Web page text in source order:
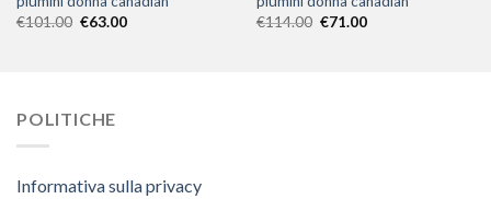
€101.00 €63.00
€114.00 €71.00
POLITICHE
Informativa sulla privacy